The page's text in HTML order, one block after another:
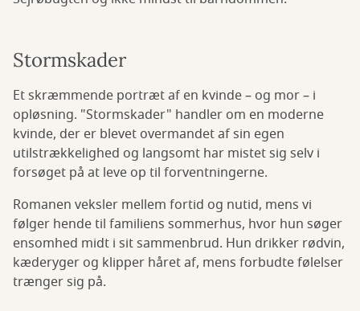
Stormskader
Et skræmmende portræt af en kvinde – og mor – i
opløsning. "Stormskader" handler om en moderne
kvinde, der er blevet overmandet af sin egen
utilstrækkelighed og langsomt har mistet sig selv i
forsøget på at leve op til forventningerne.
Romanen veksler mellem fortid og nutid, mens vi
følger hende til familiens sommerhus, hvor hun søger
ensomhed midt i sit sammenbrud. Hun drikker rødvin,
kæderyger og klipper håret af, mens forbudte følelser
trænger sig på.